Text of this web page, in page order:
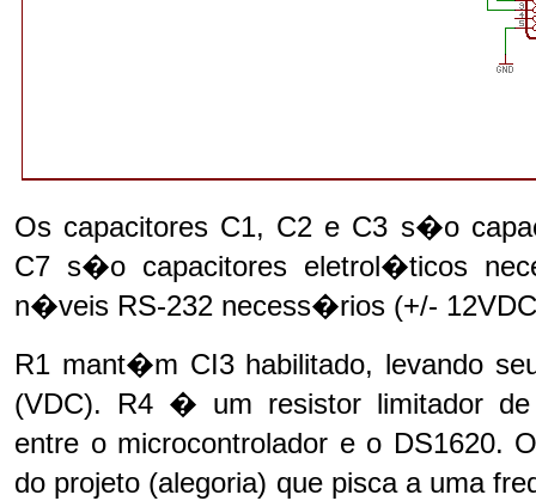
Os capacitores C1, C2 e C3 s�o
C7 s�o capacitores eletrol�ticos
n�veis RS-232 necess�rios (+/-
R1 mant�m CI3 habilitado, levando
(VDC). R4 � um resistor limitador
entre o microcontrolador e o DS1620.
do projeto (alegoria) que pisca a uma